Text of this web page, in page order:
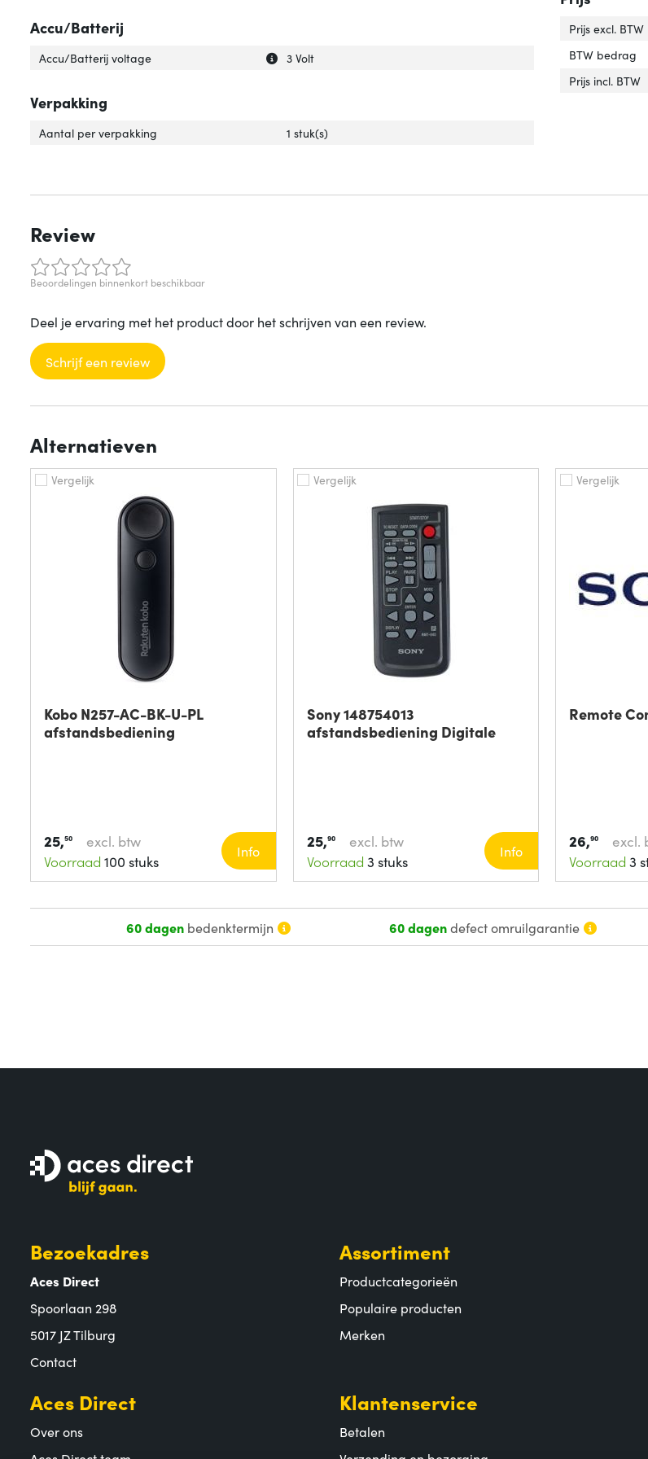
Accu/Batterij
Uitleg over 'Accu/Batterij voltage'
Verberg uitleg over 'Accu/Batterij voltage'
Accu/Batterij voltage 3 Volt
Verpakking
Aantal per verpakking 1 stuk(s)
Prijs excl. BTW
BTW bedrag
Prijs incl. BTW
Review
Beoordelingen binnenkort beschikbaar
Deel je ervaring met het product door het schrijven van een review.
Schrijf een review
Alternatieven
Vergelijk
Kobo N257-AC-BK-U-PL
afstandsbediening
25,50
excl. btw
Voorraad 100 stuks
Info
Vergelijk
Sony 148754013
afstandsbediening Digitale
25,90
excl. btw
Voorraad 3 stuks
Info
Vergelijk
Remote
26,90
excl.
Voorraad 3
60 dagenbedenktermijn 60 dagendefect omruilgarantie
Bezoekadres
Aces Direct
Spoorlaan 298
5017 JZ Tilburg
Contact
Assortiment
Productcategorieën
Populaire producten
Merken
Aces Direct
Over ons
Klantenservice
Betalen